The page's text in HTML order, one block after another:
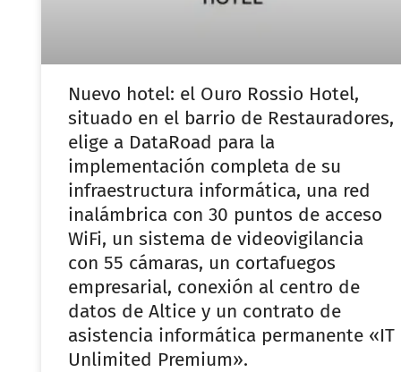
Nuevo hotel: el Ouro Rossio Hotel,
situado en el barrio de Restauradores,
elige a DataRoad para la
implementación completa de su
infraestructura informática, una red
inalámbrica con 30 puntos de acceso
WiFi, un sistema de videovigilancia
con 55 cámaras, un cortafuegos
empresarial, conexión al centro de
datos de Altice y un contrato de
asistencia informática permanente «IT
Unlimited Premium».